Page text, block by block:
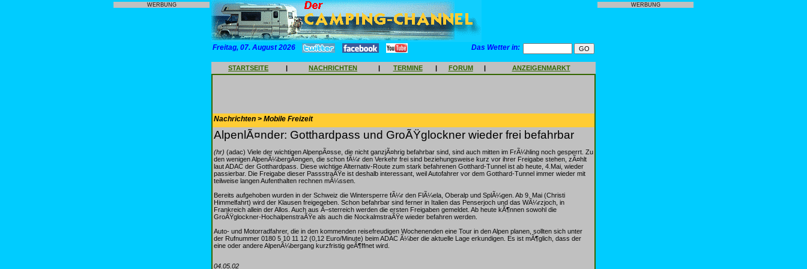
WERBUNG
Freitag, 07. August 2026 Das Wetter in:
STARTSEITE | NACHRICHTEN | TERMINE | FORUM | ANZEIGENMARKT
Nachrichten > Mobile Freizeit
AlpenlÃ¤nder: Gotthardpass und GroÃŸglockner wieder frei befahrbar
(hr) (adac) Viele der wichtigen AlpenpÃ¤sse, die nicht ganzjÃ¤hrig befahrbar sind, sind auch mitten im FrÃ¼hling noch gesperrt. Zu
den wenigen AlpenÃ¼bergÃ¤ngen, die schon fÃ¼r den Verkehr frei sind beziehungsweise kurz vor ihrer Freigabe stehen, zÃ¤hlt
laut ADAC der Gotthardpass. Diese wichtige Alternativ-Route zum stark befahrenen Gotthard-Tunnel ist ab heute, 4.Mai, wieder
passierbar. Die Freigabe dieser PassstraÃŸe ist deshalb interessant, weil Autofahrer vor dem Gotthard-Tunnel immer wieder mit
teilweise langen Aufenthalten rechnen mÃ¼ssen.
Bereits aufgehoben wurden in der Schweiz die Wintersperre fÃ¼r den FlÃ¼ela, Oberalp und SplÃ¼gen. Ab 9. Mai (Christi
Himmelfahrt) wird der Klausen freigegeben. Schon befahrbar sind ferner in Italien das Penserjoch und das WÃ¼rzjoch, in
Frankreich allein der Allos. Auch aus Ã–sterreich werden die ersten Freigaben gemeldet. Ab heute kÃ¶nnen sowohl die
GroÃŸglockner-HochalpenstraÃŸe als auch die NockalmstraÃŸe wieder befahren werden.
Auto- und Motorradfahrer, die in den kommenden reisefreudigen Wochenenden eine Tour in den Alpen planen, sollten sich unter
der Rufnummer 0180 5 10 11 12 (0,12 Euro/Minute) beim ADAC Ã¼ber die aktuelle Lage erkundigen. Es ist mÃ¶glich, dass der
eine oder andere AlpenÃ¼bergang kurzfristig geÃ¶ffnet wird.
04.05.02
WERBUNG